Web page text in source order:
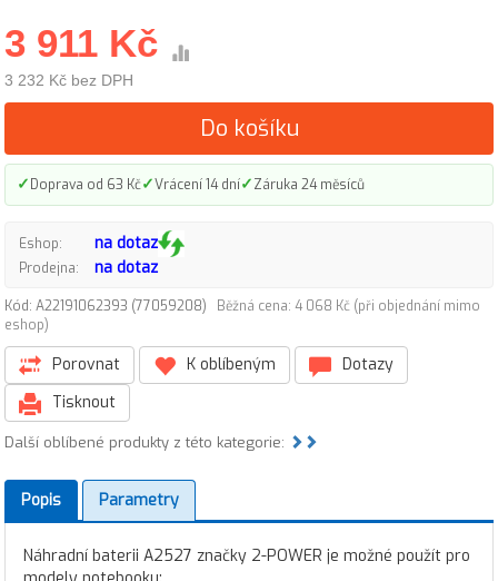
3 911 Kč
3 232 Kč bez DPH
Do košíku
✓Doprava od 63 Kč✓Vrácení 14 dní✓Záruka 24 měsíců
Eshop: na dotaz
Prodejna: na dotaz
Kód: A22191062393 (77059208)
Běžná cena: 4 068 Kč (při objednání mimo
eshop)
Porovnat K oblíbeným
Dotazy
Tisknout
Další oblíbené produkty z této kategorie:
Popis Parametry
Náhradní baterii A2527 značky 2-POWER je možné použít pro